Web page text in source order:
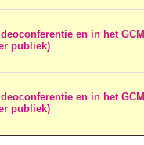
en in het GCM
publiek)
en in het GCM
publiek)